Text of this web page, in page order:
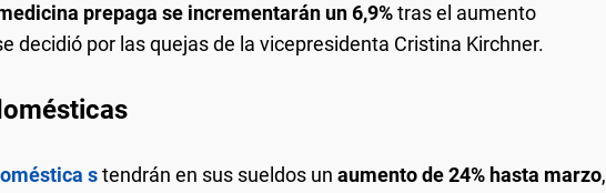
prepaga se incrementarán un6,9%tras el aumento
decidió por las quejas de la vicepresidenta Cristina Kirchner.
stendrán en sus sueldos un aumento de 24% hasta marzo,